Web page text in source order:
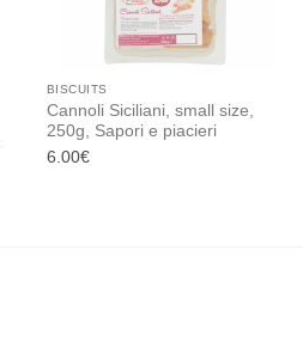
BISCUITS
Cannoli Siciliani, small size,
250g, Sapori e piacieri
6.00€